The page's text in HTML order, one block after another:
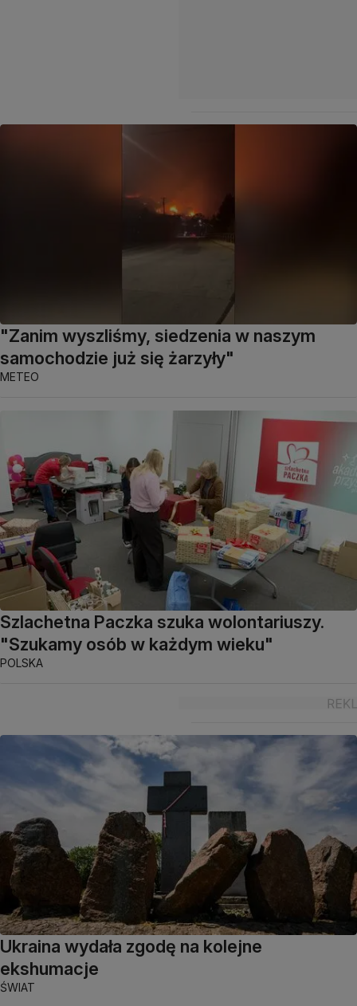
"Zanim wyszliśmy, siedzenia w naszym
samochodzie już się żarzyły"
METEO
Szlachetna Paczka szuka wolontariuszy.
"Szukamy osób w każdym wieku"
POLSKA
Ukraina wydała zgodę na kolejne
ekshumacje
ŚWIAT